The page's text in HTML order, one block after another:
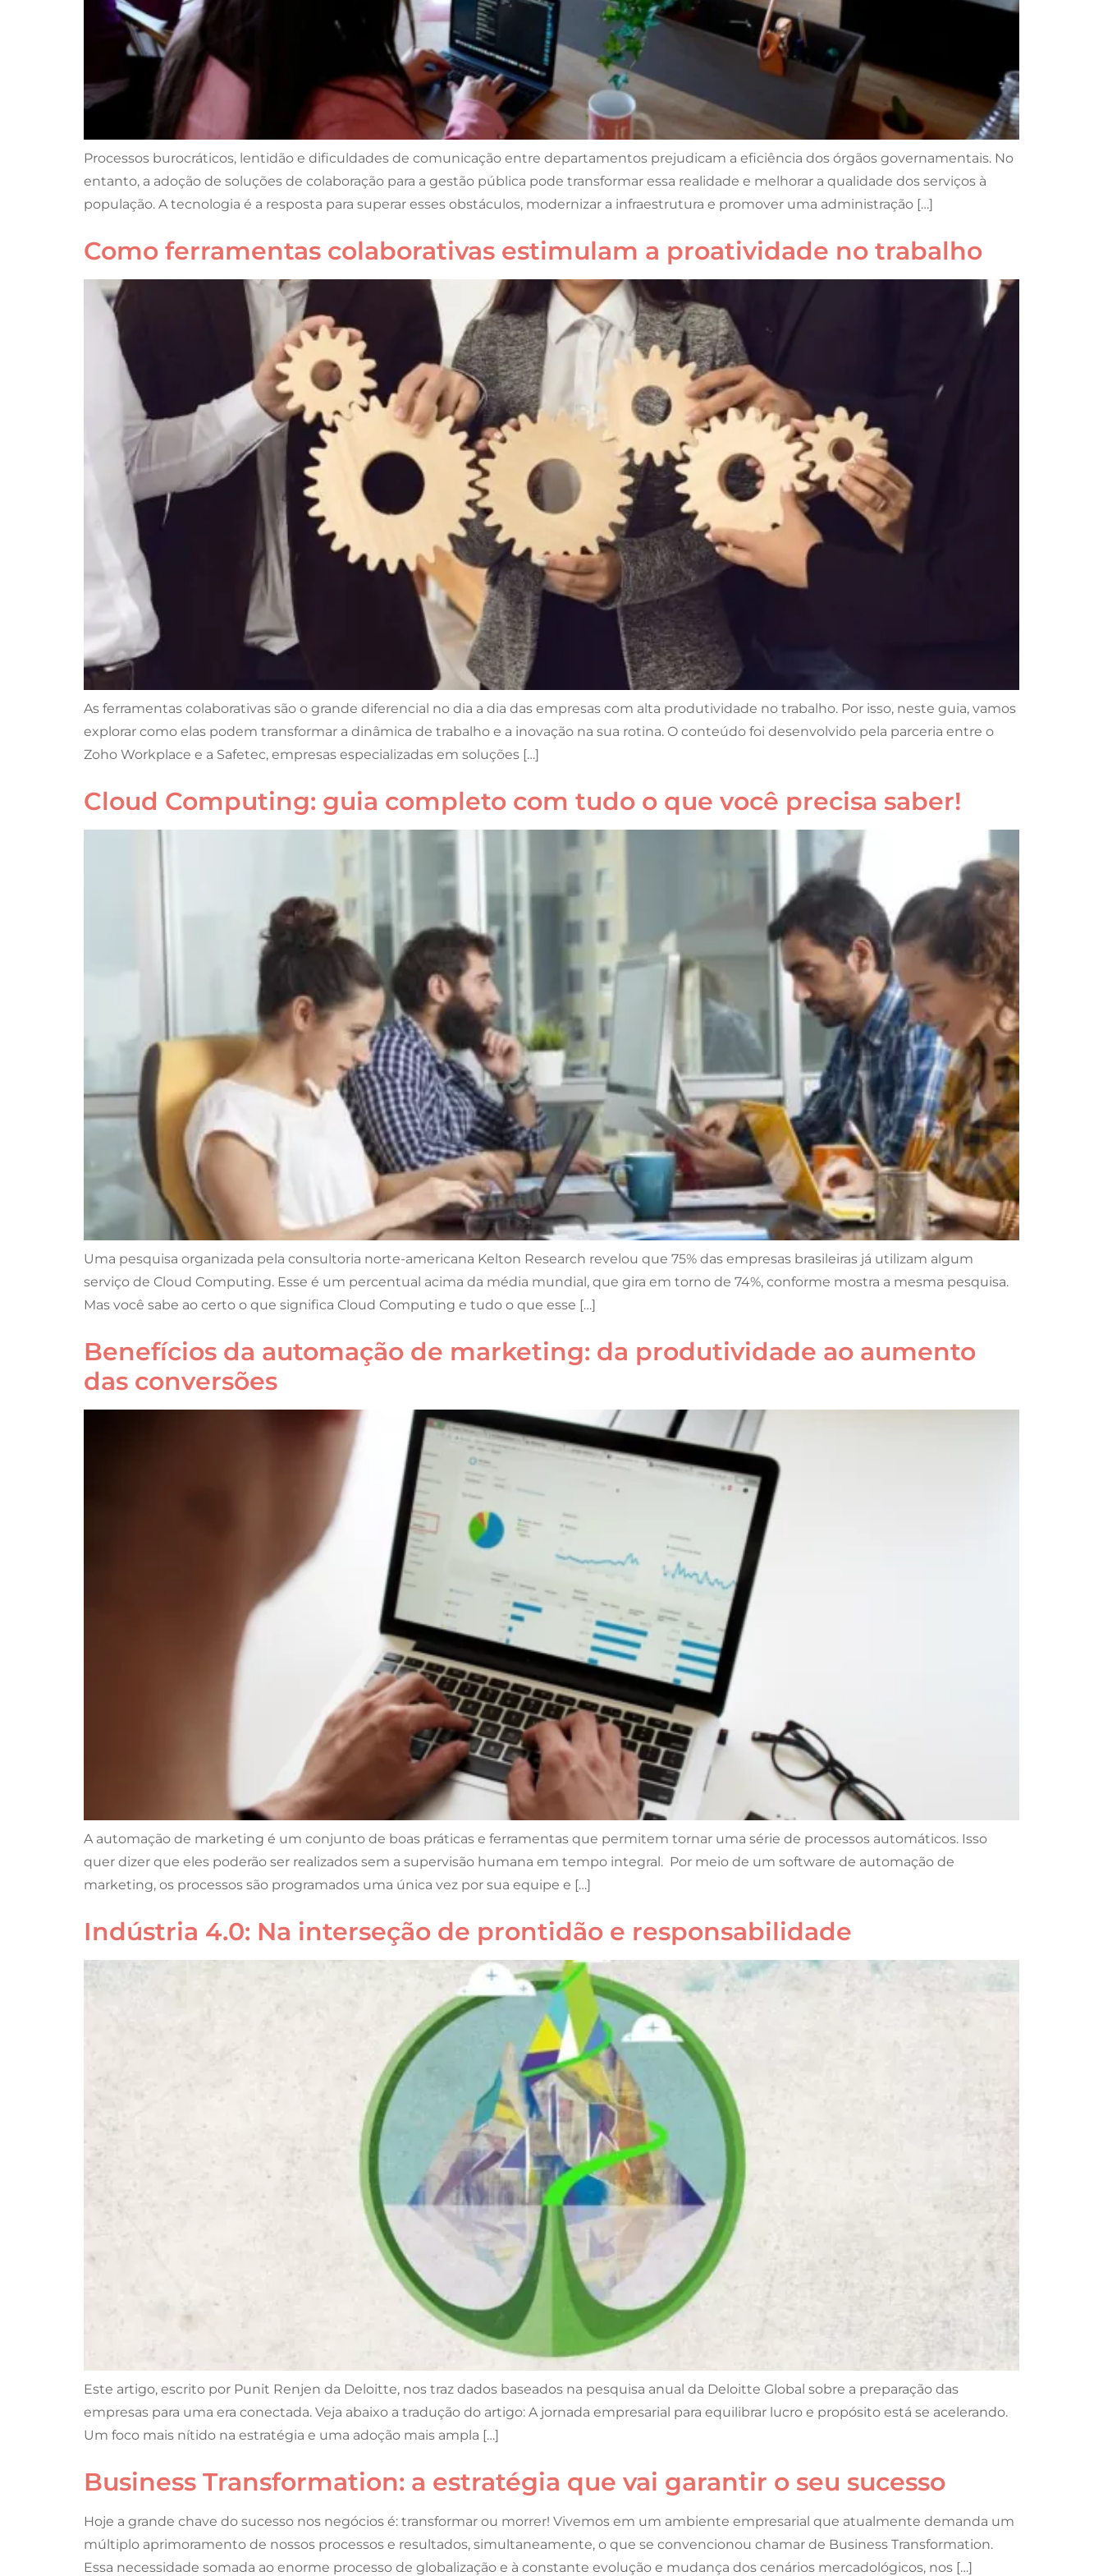
Processos burocráticos, lentidão e dificuldades de comunicação entre departamentos prejudicam a eficiência dos órgãos governamentais. No
entanto, a adoção de soluções de colaboração para a gestão pública pode transformar essa realidade e melhorar a qualidade dos serviços à
população. A tecnologia é a resposta para superar esses obstáculos, modernizar a infraestrutura e promover uma administração […]
Como ferramentas colaborativas estimulam a proatividade no trabalho
As ferramentas colaborativas são o grande diferencial no dia a dia das empresas com alta produtividade no trabalho. Por isso, neste guia, vamos
explorar como elas podem transformar a dinâmica de trabalho e a inovação na sua rotina. O conteúdo foi desenvolvido pela parceria entre o
Zoho Workplace e a Safetec, empresas especializadas em soluções […]
Cloud Computing: guia completo com tudo o que você precisa saber!
Uma pesquisa organizada pela consultoria norte-americana Kelton Research revelou que 75% das empresas brasileiras já utilizam algum
serviço de Cloud Computing. Esse é um percentual acima da média mundial, que gira em torno de 74%, conforme mostra a mesma pesquisa.
Mas você sabe ao certo o que significa Cloud Computing e tudo o que esse […]
Benefícios da automação de marketing: da produtividade ao aumento
das conversões
A automação de marketing é um conjunto de boas práticas e ferramentas que permitem tornar uma série de processos automáticos. Isso
quer dizer que eles poderão ser realizados sem a supervisão humana em tempo integral. Por meio de um software de automação de
marketing, os processos são programados uma única vez por sua equipe e […]
Indústria 4.0: Na interseção de prontidão e responsabilidade
Este artigo, escrito por Punit Renjen da Deloitte, nos traz dados baseados na pesquisa anual da Deloitte Global sobre a preparação das
empresas para uma era conectada. Veja abaixo a tradução do artigo: A jornada empresarial para equilibrar lucro e propósito está se acelerando.
Um foco mais nítido na estratégia e uma adoção mais ampla […]
Business Transformation: a estratégia que vai garantir o seu sucesso
Hoje a grande chave do sucesso nos negócios é: transformar ou morrer! Vivemos em um ambiente empresarial que atualmente demanda um
múltiplo aprimoramento de nossos processos e resultados, simultaneamente, o que se convencionou chamar de Business Transformation.
Essa necessidade somada ao enorme processo de globalização e à constante evolução e mudança dos cenários mercadológicos, nos […]